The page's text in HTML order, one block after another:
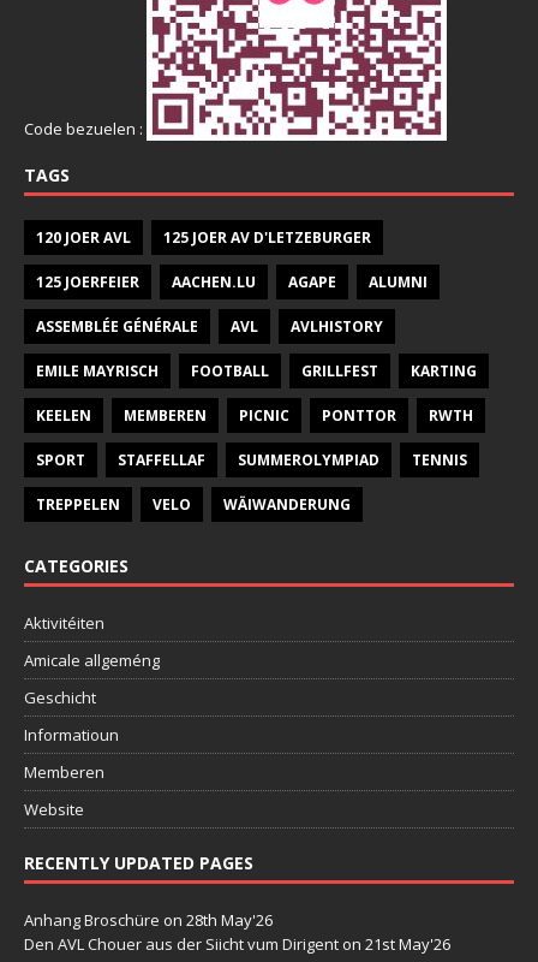
Code bezuelen :
TAGS
120 JOER AVL 125 JOER AV D'LETZEBURGER
125 JOERFEIER AACHEN.LU AGAPE ALUMNI
ASSEMBLÉE GÉNÉRALE AVL AVLHISTORY
EMILE MAYRISCH FOOTBALL GRILLFEST KARTING
KEELEN MEMBEREN PICNIC PONTTOR RWTH
SPORT STAFFELLAF SUMMEROLYMPIAD TENNIS
TREPPELEN VELO WÄIWANDERUNG
CATEGORIES
Aktivitéiten
Amicale allgeméng
Geschicht
Informatioun
Memberen
Website
RECENTLY UPDATED PAGES
Anhang Broschüre on 28th May'26
Den AVL Chouer aus der Siicht vum Dirigent on 21st May'26